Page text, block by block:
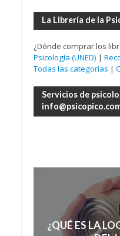
La Librería de la
¿Dónde comprar los
Psicología (UNED) |
Todas las categorías |
Servicios de
¿QUÉ ES LA